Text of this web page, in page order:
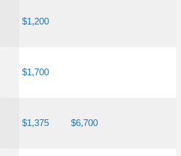
$1,200
$1,700
$1,375 $6,700